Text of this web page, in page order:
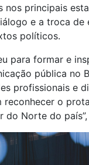
nos principais
e a troca de
políticos.
para formar e
pública no
profissionais e
reconhecer o
do Norte do